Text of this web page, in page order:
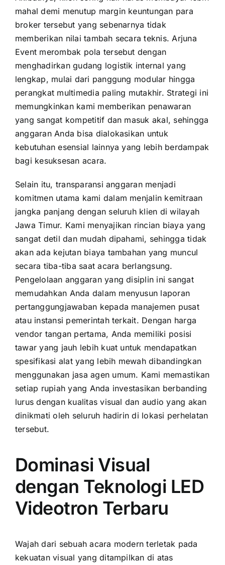
mahal demi menutup margin keuntungan para
broker tersebut yang sebenarnya tidak
memberikan nilai tambah secara teknis. Arjuna
Event merombak pola tersebut dengan
menghadirkan gudang logistik internal yang
lengkap, mulai dari panggung modular hingga
perangkat multimedia paling mutakhir. Strategi ini
memungkinkan kami memberikan penawaran
yang sangat kompetitif dan masuk akal, sehingga
anggaran Anda bisa dialokasikan untuk
kebutuhan esensial lainnya yang lebih berdampak
bagi kesuksesan acara.
Selain itu, transparansi anggaran menjadi
komitmen utama kami dalam menjalin kemitraan
jangka panjang dengan seluruh klien di wilayah
Jawa Timur. Kami menyajikan rincian biaya yang
sangat detil dan mudah dipahami, sehingga tidak
akan ada kejutan biaya tambahan yang muncul
secara tiba-tiba saat acara berlangsung.
Pengelolaan anggaran yang disiplin ini sangat
memudahkan Anda dalam menyusun laporan
pertanggungjawaban kepada manajemen pusat
atau instansi pemerintah terkait. Dengan harga
vendor tangan pertama, Anda memiliki posisi
tawar yang jauh lebih kuat untuk mendapatkan
spesifikasi alat yang lebih mewah dibandingkan
menggunakan jasa agen umum. Kami memastikan
setiap rupiah yang Anda investasikan berbanding
lurus dengan kualitas visual dan audio yang akan
dinikmati oleh seluruh hadirin di lokasi perhelatan
tersebut.
Dominasi Visual
dengan Teknologi LED
Videotron Terbaru
Wajah dari sebuah acara modern terletak pada
kekuatan visual yang ditampilkan di atas